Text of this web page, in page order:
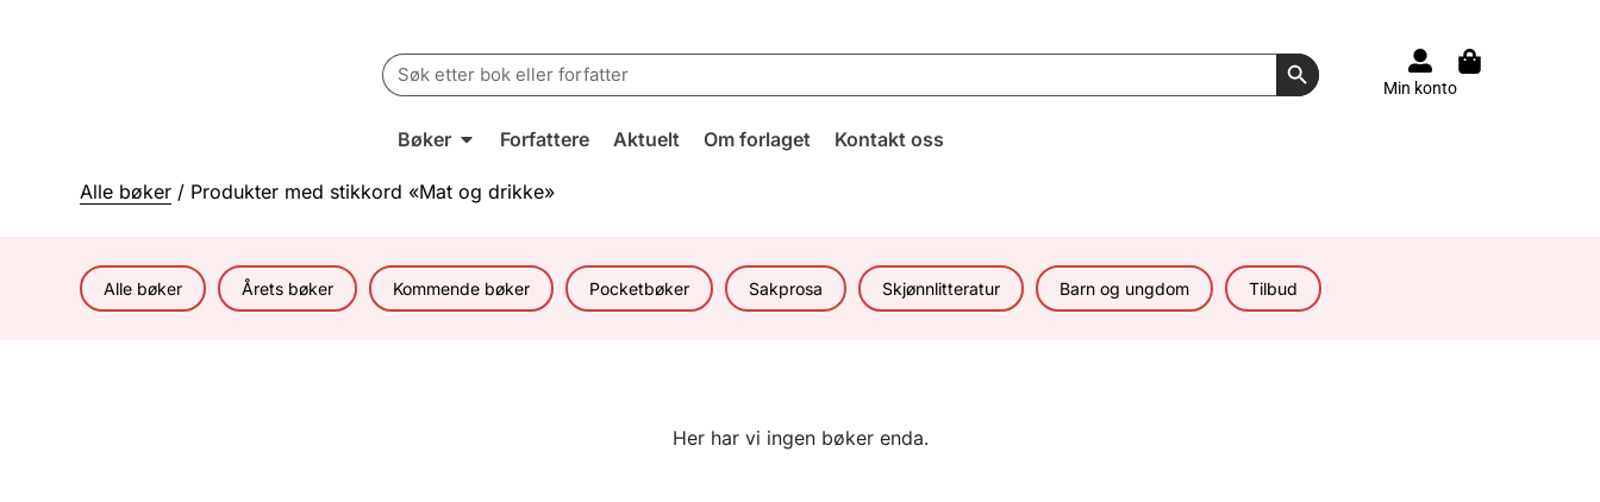
Search
for:
Search Button
Min konto
Bøker Forfattere Aktuelt Om forlaget Kontakt oss
Alle bøker / Produkter med stikkord «Mat og drikke»
Alle bøker Årets bøker Kommende bøker Pocketbøker Sakprosa Skjønnlitteratur Barn og ungdom Tilbud
Her har vi ingen bøker enda.